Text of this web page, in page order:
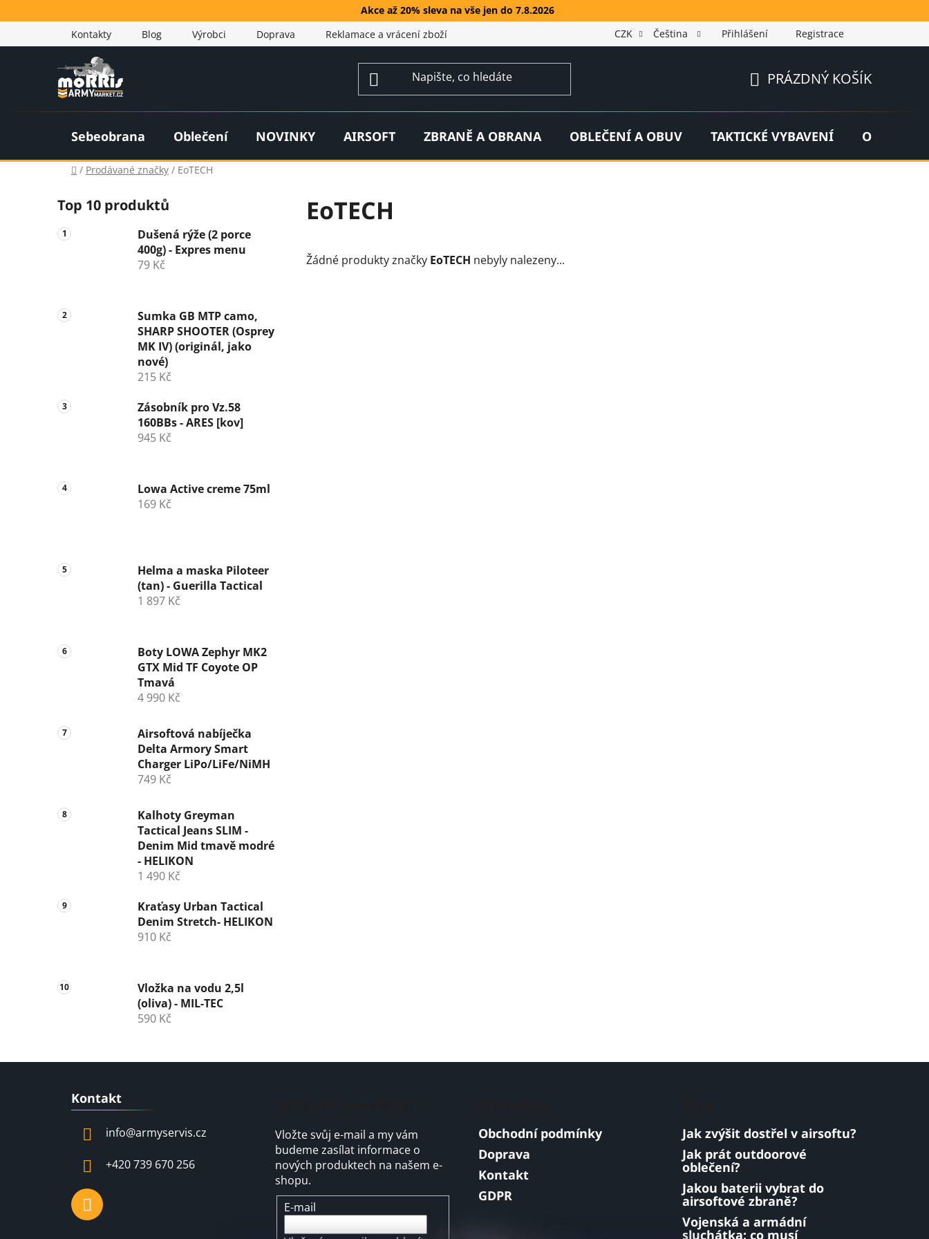
na
Akce až 20% sleva na vše jen do 7.8.2026
Kontakty
Blog Výrobci Doprava Reklamace a vrácení zboží CZK Čeština Přihlášení Registrace
KOŠÍK
PRÁZDNÝ KOŠÍK
Sebeobrana Oblečení NOVINKY AIRSOFT ZBRANĚ A OBRANA OBLEČENÍ A OBUV TAKTICKÉ VYBAVENÍ OUTDOOR
Domů
/ Prodávané značky / EoTECH
o
s
t
n
e
Top 10 produktů
Dušená rýže (2 porce
400g) - Expres menu
79 Kč
Sumka GB MTP camo,
SHARP SHOOTER (Osprey
MK IV) (originál, jako
nové)
215 Kč
Zásobník pro Vz.58
160BBs - ARES [kov]
945 Kč
Lowa Active creme 75ml
169 Kč
Helma a maska Piloteer
(tan) - Guerilla Tactical
1 897 Kč
Boty LOWA Zephyr MK2
GTX Mid TF Coyote OP
Tmavá
4 990 Kč
Airsoftová nabíječka
Delta Armory Smart
Charger LiPo/LiFe/NiMH
749 Kč
Kalhoty Greyman
Tactical Jeans SLIM -
Denim Mid tmavě modré
- HELIKON
1 490 Kč
Kraťasy Urban Tactical
Denim Stretch- HELIKON
910 Kč
Vložka na vodu 2,5l
(oliva) - MIL-TEC
590 Kč
EoTECH
Žádné produkty značky EoTECH nebyly nalezeny...
Kontakt
info@armyservis.cz
+420 739 670 256
Vložte svůj e-mail a my vám
budeme zasílat informace o
nových produktech na našem e-
shopu.
E-mail
Obchodní podmínky
Doprava
Kontakt
GDPR
Jak zvýšit dostřel v airsoftu?
Jak prát outdoorové
oblečení?
Jakou baterii vybrat do
airsoftové zbraně?
Vojenská a armádní
sluchátka: co musí